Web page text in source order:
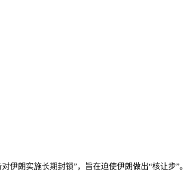
朗实施长期封锁”，旨在迫使伊朗做出“核让步”。